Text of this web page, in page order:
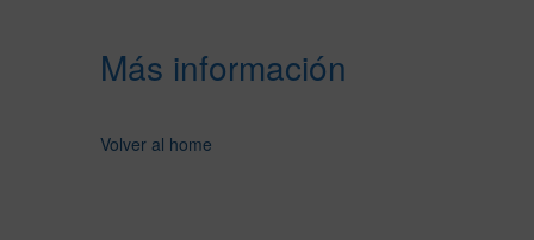
Más información
Volver al home